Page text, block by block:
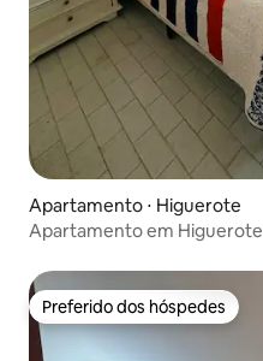
Apartamento ⋅ Higuerote
Apartamento em Higuerote
Preferido dos hóspedes
Preferido dos hóspedes